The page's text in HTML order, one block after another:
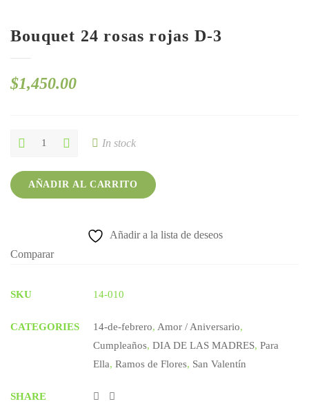
Bouquet 24 rosas rojas D-3
$1,450.00
Bouquet
rojas
D-
3
In stock
AÑADIR AL CARRITO
Añadir a la lista de deseos
Comparar
SKU 14-010
CATEGORIES 14-de-febrero, Amor / Aniversario,
Cumpleaños, DIA DE LAS MADRES, Para
Ella, Ramos de Flores, San Valentín
SHARE